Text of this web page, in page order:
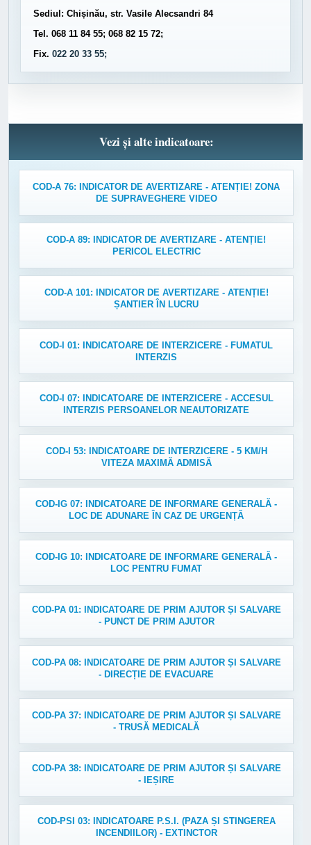
Sediul: Chișinău, str. Vasile Alecsandri 84
Tel. 068 11 84 55; 068 82 15 72;
Fix. 022 20 33 55;
Vezi și alte indicatoare:
COD-A 76: INDICATOR DE AVERTIZARE - ATENȚIE! ZONA
DE SUPRAVEGHERE VIDEO
COD-A 89: INDICATOR DE AVERTIZARE - ATENȚIE!
PERICOL ELECTRIC
COD-A 101: INDICATOR DE AVERTIZARE - ATENȚIE!
ȘANTIER ÎN LUCRU
COD-I 01: INDICATOARE DE INTERZICERE - FUMATUL
INTERZIS
COD-I 07: INDICATOARE DE INTERZICERE - ACCESUL
INTERZIS PERSOANELOR NEAUTORIZATE
COD-I 53: INDICATOARE DE INTERZICERE - 5 KM/H
VITEZA MAXIMĂ ADMISĂ
COD-IG 07: INDICATOARE DE INFORMARE GENERALĂ -
LOC DE ADUNARE ÎN CAZ DE URGENȚĂ
COD-IG 10: INDICATOARE DE INFORMARE GENERALĂ -
LOC PENTRU FUMAT
COD-PA 01: INDICATOARE DE PRIM AJUTOR ȘI SALVARE
- PUNCT DE PRIM AJUTOR
COD-PA 08: INDICATOARE DE PRIM AJUTOR ȘI SALVARE
- DIRECȚIE DE EVACUARE
COD-PA 37: INDICATOARE DE PRIM AJUTOR ȘI SALVARE
- TRUSĂ MEDICALĂ
COD-PA 38: INDICATOARE DE PRIM AJUTOR ȘI SALVARE
- IEȘIRE
COD-PSI 03: INDICATOARE P.S.I. (PAZA ȘI STINGEREA
INCENDIILOR) - EXTINCTOR